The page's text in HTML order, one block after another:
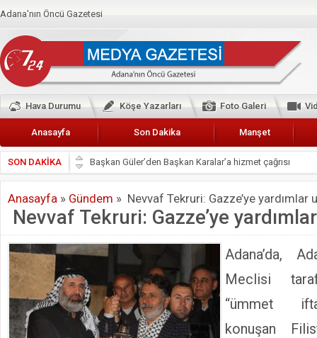
Adana'nın Öncü Gazetesi
Hava Durumu Köşe Yazarları Foto Galeri
Anasayfa Son Dakika Manşet
SON DAKİKA
Başkan Güler’den Başkan Karalar’a hizmet çağrısı
Lokantacılar ve Kebapçılar Esnaf Odası Başkanı Şefik
Hak-İş Abdurrahman Yücel
HDP İL BİNASININ ÖNÜNDE ANNELER TARİH
CEYHAN TİCARET ODASI
Hainler emellerine asla erişemeyecekler
BÖLGEMİZ ÇUKUROVA’DA 2019 YILI PAMUK
İyi Parti Yüreğir İlçe Başkanı Enis Akyürek
Kimyasallardan Koruma Derneği Başkanı Cennet Çelik
Anasayfa » Gündem » Nevvaf Tekruri: Gazze’ye yardımlar
Nevvaf Tekruri: Gazze’ye
Adana’da,
Meclisi
“ümmet
konuşan